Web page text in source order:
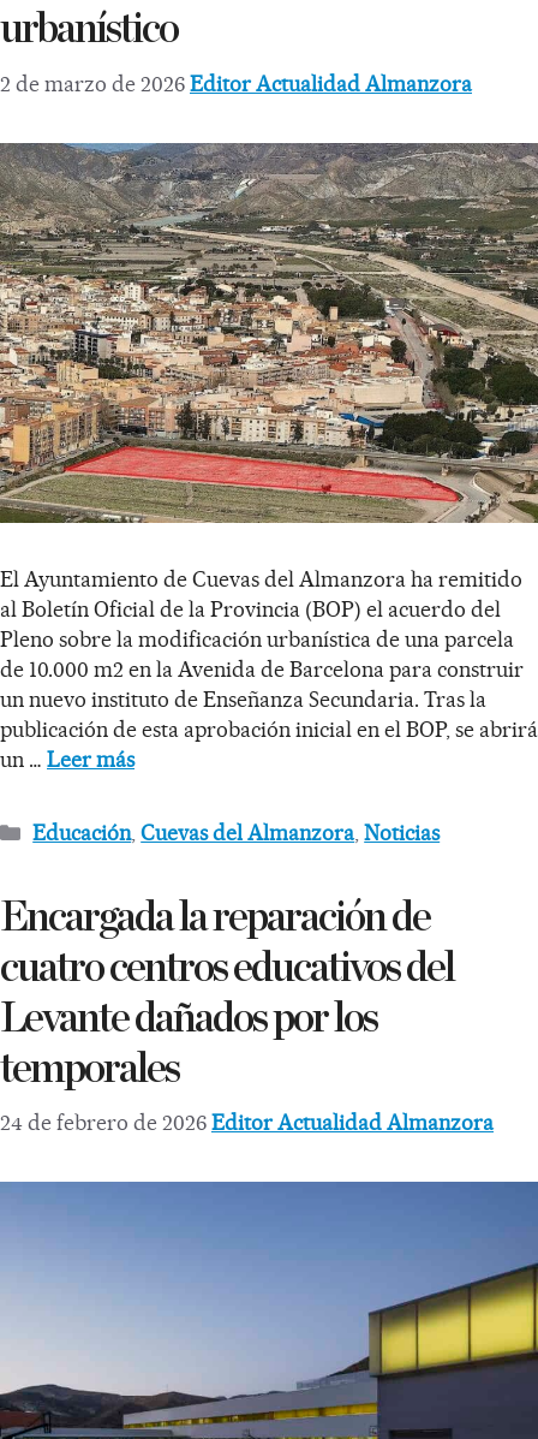
urbanístico
2 de marzo de 2026Editor Actualidad Almanzora
El Ayuntamiento de Cuevas del Almanzora ha remitido
al Boletín Oficial de la Provincia (BOP) el acuerdo del
Pleno sobre la modificación urbanística de una parcela
de 10.000 m2 en la Avenida de Barcelona para construir
un nuevo instituto de Enseñanza Secundaria. Tras la
publicación de esta aprobación inicial en el BOP, se abrirá
un … Leer más
Educación,Cuevas del Almanzora,Noticias
Encargada la reparación de
cuatro centros educativos del
Levante dañados por los
temporales
24 de febrero de 2026Editor Actualidad Almanzora